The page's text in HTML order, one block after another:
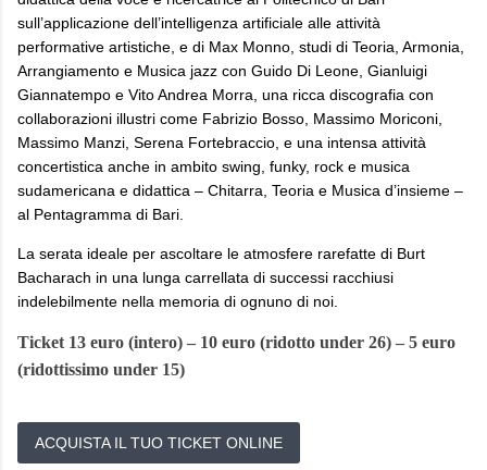
sull’applicazione dell’intelligenza artificiale alle attività
performative artistiche, e di Max Monno, studi di Teoria, Armonia,
Arrangiamento e Musica jazz con Guido Di Leone, Gianluigi
Giannatempo e Vito Andrea Morra, una ricca discografia con
collaborazioni illustri come Fabrizio Bosso, Massimo Moriconi,
Massimo Manzi, Serena Fortebraccio, e una intensa attività
concertistica anche in ambito swing, funky, rock e musica
sudamericana e didattica – Chitarra, Teoria e Musica d’insieme –
al Pentagramma di Bari.
La serata ideale per ascoltare le atmosfere rarefatte di Burt
Bacharach in una lunga carrellata di successi racchiusi
indelebilmente nella memoria di ognuno di noi.
Ticket 13 euro (intero) – 10 euro (ridotto under 26) – 5 euro
(ridottissimo under 15)
ACQUISTA IL TUO TICKET ONLINE